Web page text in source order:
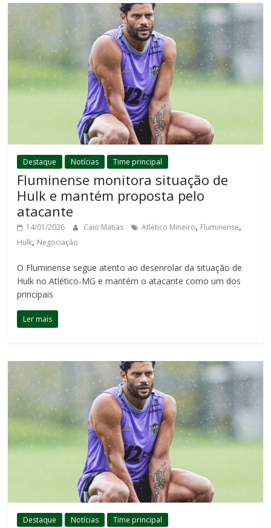
Destaque Notícias Time principal
Fluminense monitora situação de
Hulk e mantém proposta pelo
atacante
14/01/2026 Caio Matias Atlético Mineiro, Fluminense,
Hulk, Negociação
O Fluminense segue atento ao desenrolar da situação de
Hulk no Atlético-MG e mantém o atacante como um dos
principais
Ler mais
Destaque Notícias Time principal